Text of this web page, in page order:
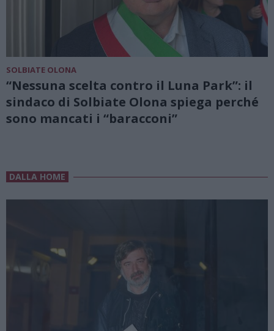
SOLBIATE OLONA
“Nessuna scelta contro il Luna Park”: il
sindaco di Solbiate Olona spiega perché
sono mancati i “baracconi”
DALLA HOME